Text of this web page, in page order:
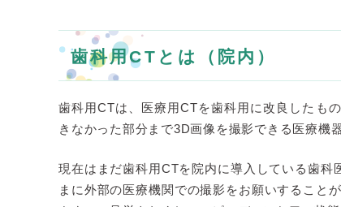
歯科用CTとは（院内）
歯科用CTは、医療用CTを歯科用に改良したも
きなかった部分まで3D画像を撮影できる医療機器
現在はまだ歯科用CTを院内に導入している歯科
まに外部の医療機関での撮影をお願いすること